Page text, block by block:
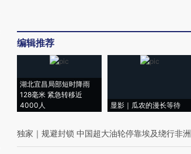
编辑推荐
湖北宜昌局部短时降雨
128毫米 紧急转移近
4000人
显影｜瓜农的漫长等待
独家 ｜ 规避封锁 中国超大油轮停靠埃及绕行非洲